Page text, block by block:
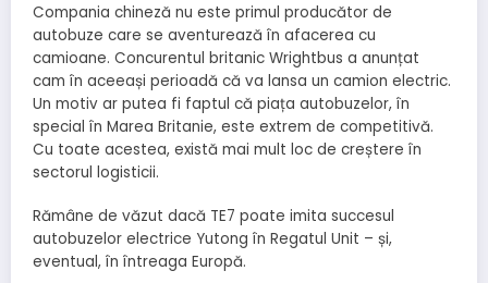
Compania chineză nu este primul producător de
autobuze care se aventurează în afacerea cu
camioane. Concurentul britanic Wrightbus a anunțat
cam în aceeași perioadă că va lansa un camion electric.
Un motiv ar putea fi faptul că piața autobuzelor, în
special în Marea Britanie, este extrem de competitivă.
Cu toate acestea, există mai mult loc de creștere în
sectorul logisticii.
Rămâne de văzut dacă TE7 poate imita succesul
autobuzelor electrice Yutong în Regatul Unit – și,
eventual, în întreaga Europă.